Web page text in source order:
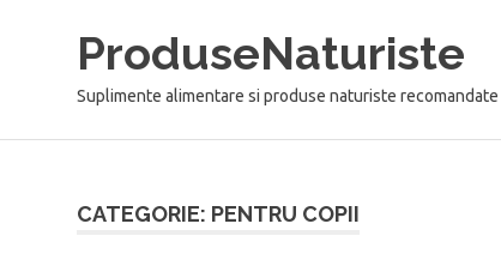
ProduseNaturiste
Suplimente alimentare si produse naturiste recomandate
CATEGORIE: PENTRU COPII